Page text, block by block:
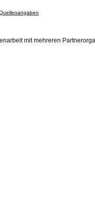
mit mehreren